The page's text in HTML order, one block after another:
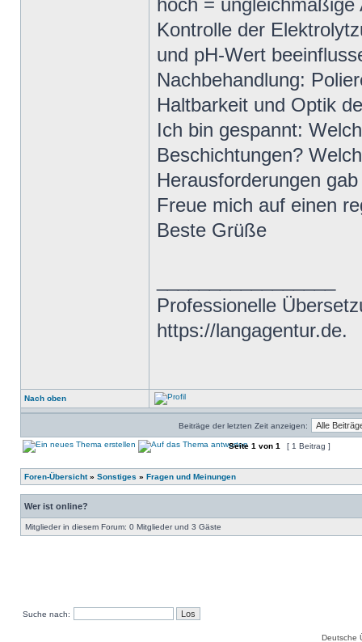
hoch =
Kontrolle der
und pH-Wert
Nachbehandlung:
Haltbarkeit und Optik
Ich bin gespannt:
Beschichtungen?
Herausforderungen
Freue mich auf einen
Beste Grüße
Professionelle
https://langagentur.de.
Nach oben
Beiträge der letzten Zeit anzeigen:
Seite 1 von 1 [ 1 Beitrag ]
Foren-Übersicht» Sonstiges » Fragen und Meinungen
Wer ist online?
Mitglieder in diesem Forum: 0 Mitglieder und 3 Gäste
Suche nach:
Deutsche